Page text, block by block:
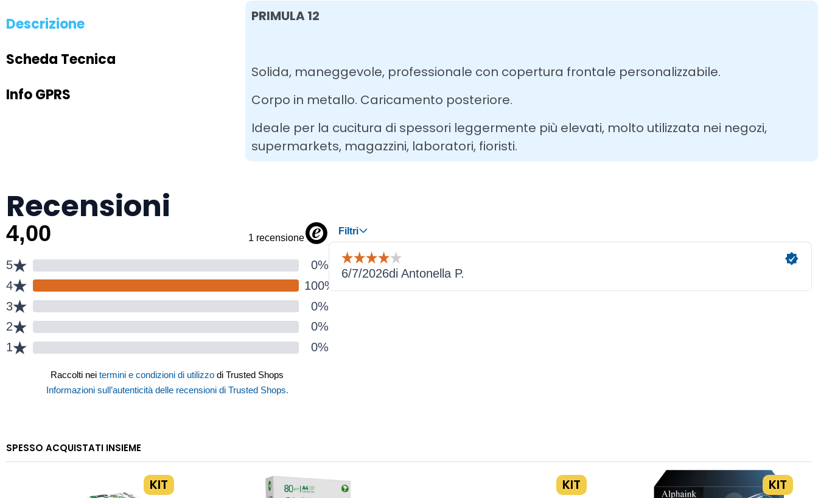
Descrizione
Scheda Tecnica
Info GPRS
PRIMULA 12
Solida, maneggevole, professionale con copertura frontale personalizzabile.
Corpo in metallo. Caricamento posteriore.
Ideale per la cucitura di spessori leggermente più elevati, molto utilizzata nei negozi,
supermarkets, magazzini, laboratori, fioristi.
Recensioni
SPESSO ACQUISTATI INSIEME
KIT KIT KIT